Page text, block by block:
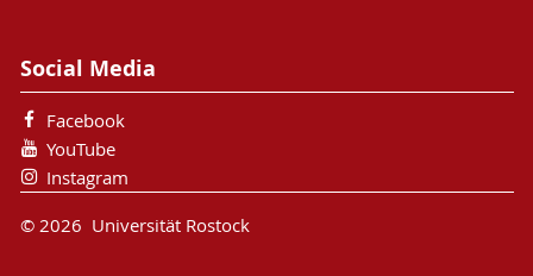
Social Media
Facebook
YouTube
Instagram
© 2026 Universität Rostock